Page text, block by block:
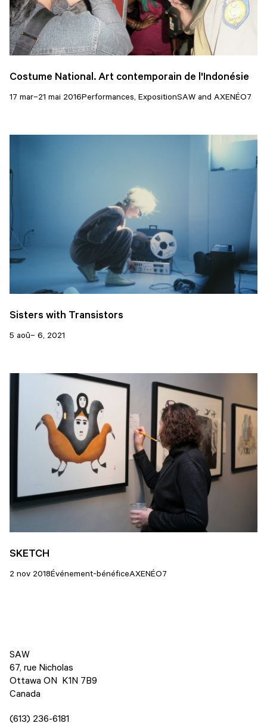
Costume National. Art contemporain de l'Indonésie
17 mar–21 mai 2016Performances, ExpositionSAW and AXENÉO7
Sisters with Transistors
5 aoû– 6, 2021
SKETCH
2 nov 2018Événement-bénéficeAXENÉO7
SAW
67, rue Nicholas
Ottawa ON K1N 7B9
Canada
(613) 236-6181